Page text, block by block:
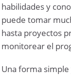
habilidades y
puede tomar
hasta proyectos
monitorear el
Una forma